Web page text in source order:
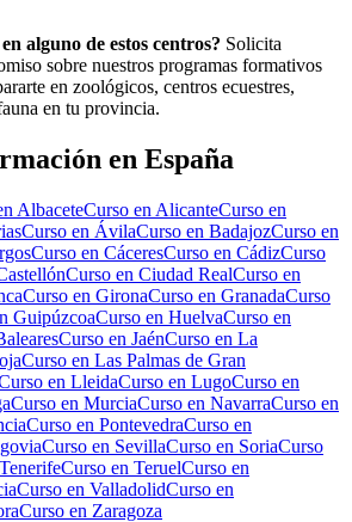
alguno de estos centros? Solicita
sobre nuestros programas formativos
en zoológicos, centros ecuestres,
en tu provincia.
en España
AlbaceteCurso en AlicanteCurso en
Curso en ÁvilaCurso en BadajozCurso en
Curso en CáceresCurso en CádizCurso
Curso en Ciudad RealCurso en
Curso en GironaCurso en GranadaCurso
GuipúzcoaCurso en HuelvaCurso en
Curso en JaénCurso en La
Curso en Las Palmas de Gran
en LleidaCurso en LugoCurso en
Curso en MurciaCurso en NavarraCurso en
Curso en PontevedraCurso en
Curso en SevillaCurso en SoriaCurso
TenerifeCurso en TeruelCurso en
Curso en ValladolidCurso en
Curso en Zaragoza